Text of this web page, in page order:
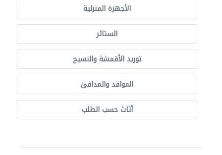
الأجهزة المنزلية
الستائر
توريد الأقمشة والنسيج
المواقد والمدافئ
أثاث حسب الطلب